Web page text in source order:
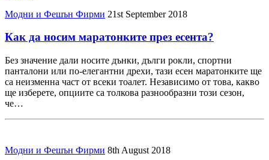
Модни и Фешън Фирми 21st September 2018
Как да носим маратонките през есента?
Без значение дали носите дънки, дълги рокли, спортни
панталони или по-елегантни дрехи, тази есен маратонките ще
са неизменна част от всеки тоалет. Независимо от това, какво
ще изберете, опциите са толкова разнообразни този сезон,
че…
Модни и Фешън Фирми 8th August 2018